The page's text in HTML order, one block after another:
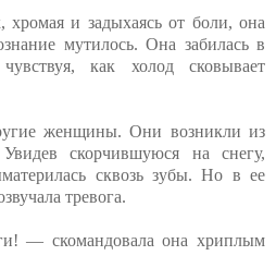
и задыхаясь от боли, она
мутилось. Она забилась в
как холод сковывает
женщины. Они возникли из
скорчившуюся на снегу,
сквозь зубы. Но в ее
тревога.
— скомандовала она хриплым